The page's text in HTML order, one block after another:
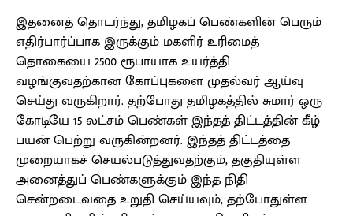
இதனைத் தொடர்ந்து, தமிழகப் பெண்களின் பெரும்
எதிர்பார்ப்பாக இருக்கும் மகளிர் உரிமைத்
தொகையை 2500 ரூபாயாக உயர்த்தி
வழங்குவதற்கான கோப்புகளை முதல்வர் ஆய்வு
செய்து வருகிறார். தற்போது தமிழகத்தில் சுமார் ஒரு
கோடியே 15 லட்சம் பெண்கள் இந்தத் திட்டத்தின் கீழ்
பயன் பெற்று வருகின்றனர். இந்தத் திட்டத்தை
முறையாகச் செயல்படுத்துவதற்கும், தகுதியுள்ள
அனைத்துப் பெண்களுக்கும் இந்த நிதி
சென்றடைவதை உறுதி செய்யவும், தற்போதுள்ள